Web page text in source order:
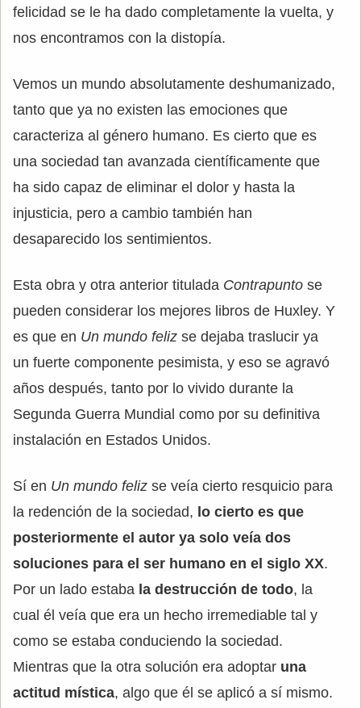
felicidad se le ha dado completamente la vuelta, y
nos encontramos con la distopía.
Vemos un mundo absolutamente deshumanizado,
tanto que ya no existen las emociones que
caracteriza al género humano. Es cierto que es
una sociedad tan avanzada científicamente que
ha sido capaz de eliminar el dolor y hasta la
injusticia, pero a cambio también han
desaparecido los sentimientos.
Esta obra y otra anterior titulada Contrapunto se
pueden considerar los mejores libros de Huxley. Y
es que en Un mundo feliz se dejaba traslucir ya
un fuerte componente pesimista, y eso se agravó
años después, tanto por lo vivido durante la
Segunda Guerra Mundial como por su definitiva
instalación en Estados Unidos.
Sí en Un mundo feliz se veía cierto resquicio para
la redención de la sociedad, lo cierto es que
posteriormente el autor ya solo veía dos
soluciones para el ser humano en el siglo XX.
Por un lado estaba la destrucción de todo, la
cual él veía que era un hecho irremediable tal y
como se estaba conduciendo la sociedad.
Mientras que la otra solución era adoptar una
actitud mística, algo que él se aplicó a sí mismo.